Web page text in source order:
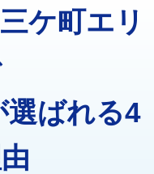
66,000円
27,500円
+3,300円
11,000円
22,000円
ケ町エリ
選ばれる4